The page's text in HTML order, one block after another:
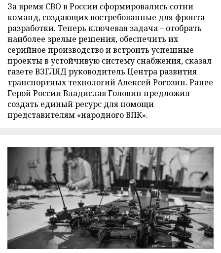
За время СВО в России сформировались сотни
команд, создающих востребованные для фронта
разработки. Теперь ключевая задача – отобрать
наиболее зрелые решения, обеспечить их
серийное производство и встроить успешные
проекты в устойчивую систему снабжения, сказал
газете ВЗГЛЯД руководитель Центра развития
транспортных технологий Алексей Рогозин. Ранее
Герой России Владислав Головин предложил
создать единый ресурс для помощи
представителям «народного ВПК».